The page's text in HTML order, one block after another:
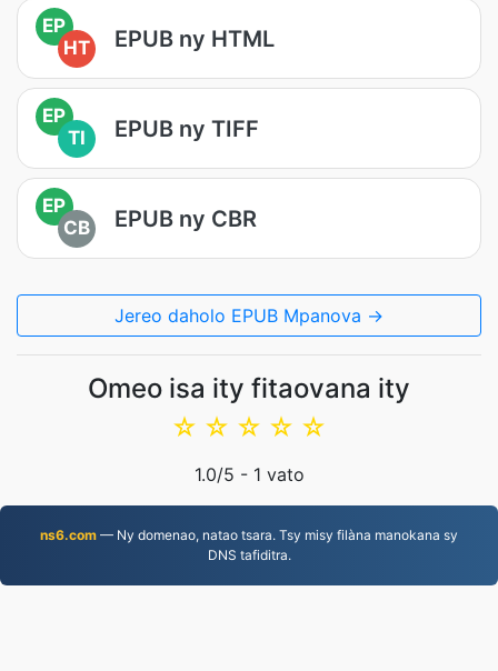
EP
HT
EPUB ny HTML
EP
TI
EPUB ny TIFF
EP
CB
EPUB ny CBR
Jereo daholo EPUB Mpanova →
Omeo isa ity fitaovana ity
☆
☆
☆
☆
☆
1.0/5 - 1 vato
ns6.com — Ny domenao, natao tsara. Tsy misy filàna manokana sy
DNS tafiditra.